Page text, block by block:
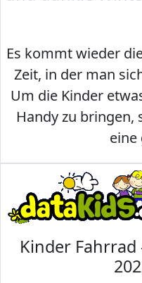
Es kommt wieder
Zeit, in der man
Um die Kinder
Handy zu bringen,
eine
Kinder Fahrrad